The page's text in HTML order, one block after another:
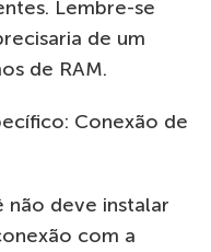
Lembre-se
de um
de RAM.
Conexão de
não deve instalar
com a